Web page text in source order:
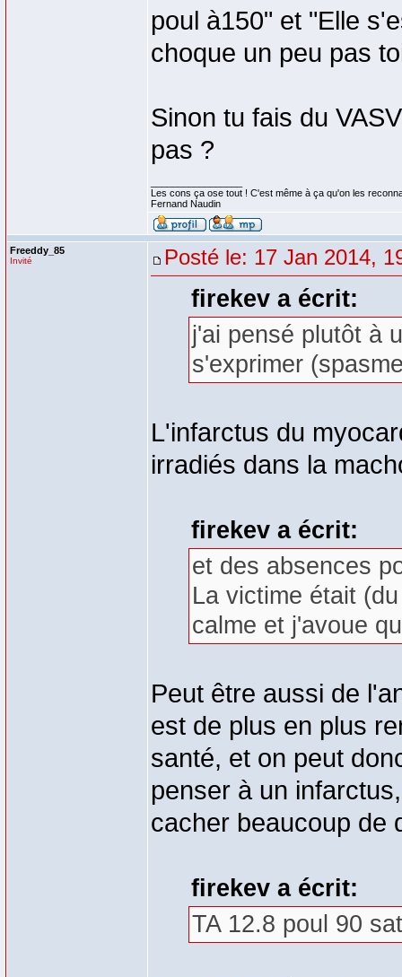
poul à150" et "Elle
choque un peu pas
Sinon tu fais du
pas ?
Les cons ça ose tout ! C'est même à ça qu'on les
Fernand Naudin
Freeddy_85
Invité Posté le: 17 Jan 2014,
firekev a écrit:
j'ai pensé plutôt à
s'exprimer
L'infarctus du
irradiés dans la
firekev a écrit:
et des absences
La victime était
calme et j'avoue
Peut être aussi de
est de plus en plus
santé, et on peut
penser à un
cacher beaucoup de
firekev a écrit:
TA 12.8 poul 90